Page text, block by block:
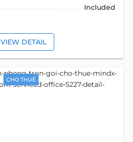
Included
VIEW DETAIL
CHO THUÊ